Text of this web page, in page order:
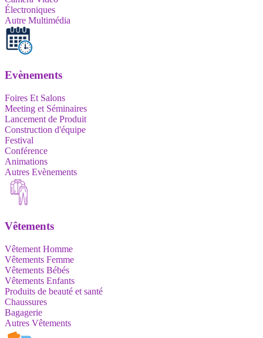
Électroniques
Autre Multimédia
Evènements
Foires Et Salons
Meeting et Séminaires
Lancement de Produit
Construction d'équipe
Festival
Conférence
Animations
Autres Evènements
Vêtements
Vêtement Homme
Vêtements Femme
Vêtements Bébés
Vêtements Enfants
Produits de beauté et santé
Chaussures
Bagagerie
Autres Vêtements